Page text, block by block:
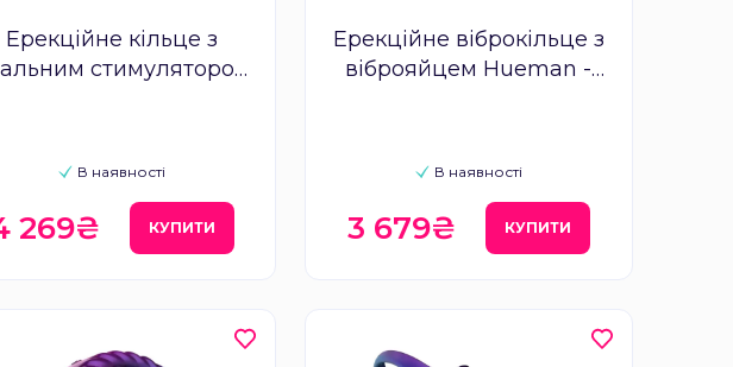
Ерекційне кільце з
стимулятором
В наявності
269₴ КУПИТИ
Ерекційне віброкільце з
віброяйцем Hueman -
В наявності
3 679₴ КУПИТИ